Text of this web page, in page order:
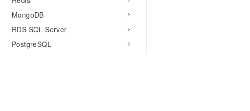
MongoDB
RDS SQL Server
PostgreSQL